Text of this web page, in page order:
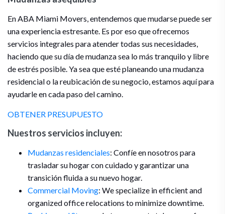
En ABA Miami Movers, entendemos que mudarse puede ser
una experiencia estresante. Es por eso que ofrecemos
servicios integrales para atender todas sus necesidades,
haciendo que su día de mudanza sea lo más tranquilo y libre
de estrés posible. Ya sea que esté planeando una mudanza
residencial o la reubicación de su negocio, estamos aquí para
ayudarle en cada paso del camino.
OBTENER PRESUPUESTO
Nuestros servicios incluyen:
Mudanzas residenciales: Confíe en nosotros para
trasladar su hogar con cuidado y garantizar una
transición fluida a su nuevo hogar.
Commercial Moving: We specialize in efficient and
organized office relocations to minimize downtime.